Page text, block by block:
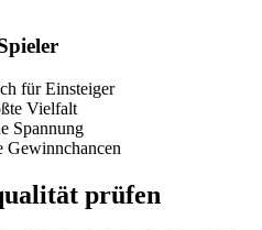
für Einsteiger
Vielfalt
Spannung
Gewinnchancen
prüfen